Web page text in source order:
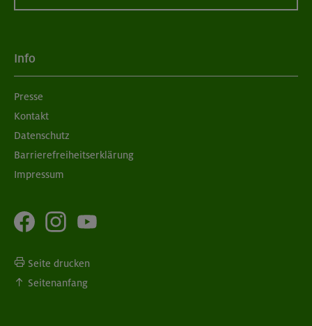
Info
Presse
Kontakt
Datenschutz
Barrierefreiheitserklärung
Impressum
Seite drucken
Seitenanfang